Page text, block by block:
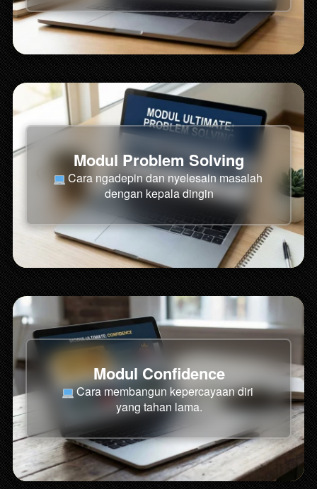
Modul Problem Solving
Cara ngadepin dan nyelesain masalah
dengan kepala dingin
Modul Confidence
Cara membangun kepercayaan diri
yang tahan lama.